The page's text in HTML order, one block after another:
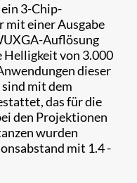
3-Chip-
einer Ausgabe
Auflösung
Helligkeit von 3.000
dieser
mit dem
das für die
den Projektionen
wurden
mit 1.4 -